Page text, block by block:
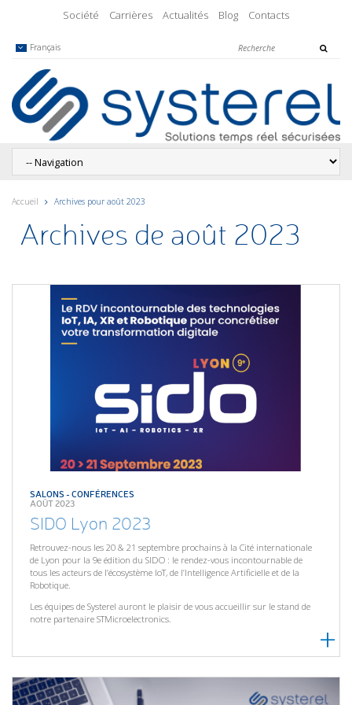
Société Carrières Actualités Blog Contacts
Français
Accueil Archives pour août 2023
Archives de août 2023
SALONS - CONFÉRENCES
AOÛT 2023
SIDO Lyon 2023
Retrouvez-nous les 20 & 21 septembre prochains à la Cité internationale
de Lyon pour la 9e édition du SIDO : le rendez-vous incontournable de
tous les acteurs de l’écosystème IoT, de l’Intelligence Artificielle et de la
Robotique.
Les équipes de Systerel auront le plaisir de vous accueillir sur le stand de
notre partenaire STMicroelectronics.